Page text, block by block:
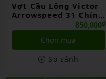
Vợt Cầu Lông Victor
Arrowspeed 31 Chính
850,000₫
Chọn mua
So sánh